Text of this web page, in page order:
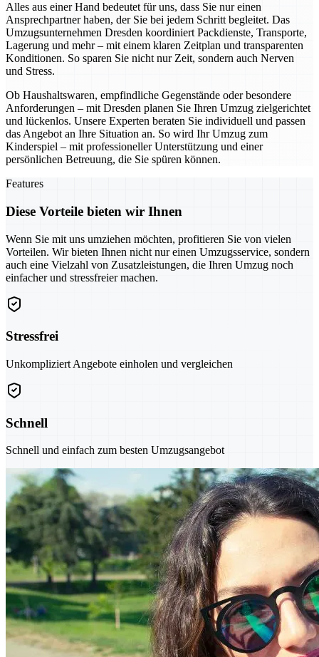
Alles aus einer Hand bedeutet für uns, dass Sie nur einen
Ansprechpartner haben, der Sie bei jedem Schritt begleitet. Das
Umzugsunternehmen Dresden koordiniert Packdienste, Transporte,
Lagerung und mehr – mit einem klaren Zeitplan und transparenten
Konditionen. So sparen Sie nicht nur Zeit, sondern auch Nerven
und Stress.
Ob Haushaltswaren, empfindliche Gegenstände oder besondere
Anforderungen – mit Dresden planen Sie Ihren Umzug zielgerichtet
und lückenlos. Unsere Experten beraten Sie individuell und passen
das Angebot an Ihre Situation an. So wird Ihr Umzug zum
Kinderspiel – mit professioneller Unterstützung und einer
persönlichen Betreuung, die Sie spüren können.
Features
Diese Vorteile bieten wir Ihnen
Wenn Sie mit uns umziehen möchten, profitieren Sie von vielen
Vorteilen. Wir bieten Ihnen nicht nur einen Umzugsservice, sondern
auch eine Vielzahl von Zusatzleistungen, die Ihren Umzug noch
einfacher und stressfreier machen.
Stressfrei
Unkompliziert Angebote einholen und vergleichen
Schnell
Schnell und einfach zum besten Umzugsangebot